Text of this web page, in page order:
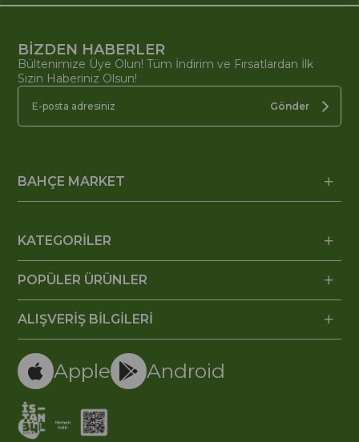
BİZDEN HABERLER
Bültenimize Üye Olun! Tüm İndirim ve Fırsatlardan İlk
Sizin Haberiniz Olsun!
Gönder
BAHÇE MARKET
KATEGORİLER
POPÜLER ÜRÜNLER
ALIŞVERİŞ BİLGİLERİ
Apple Android